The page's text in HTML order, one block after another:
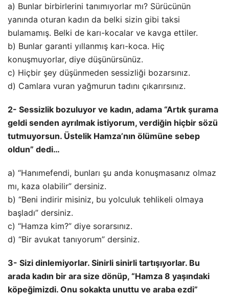
a) Bunlar birbirlerini tanımıyorlar mı? Sürücünün
yanında oturan kadın da belki sizin gibi taksi
bulamamış. Belki de karı-kocalar ve kavga ettiler.
b) Bunlar garanti yıllanmış karı-koca. Hiç
konuşmuyorlar, diye düşünürsünüz.
c) Hiçbir şey düşünmeden sessizliği bozarsınız.
d) Camlara vuran yağmurun tadını çıkarırsınız.
2- Sessizlik bozuluyor ve kadın, adama “Artık şurama
geldi senden ayrılmak istiyorum, verdiğin hiçbir sözü
tutmuyorsun. Üstelik Hamza’nın ölümüne sebep
oldun” dedi…
a) “Hanımefendi, bunları şu anda konuşmasanız olmaz
mı, kaza olabilir” dersiniz.
b) “Beni indirir misiniz, bu yolculuk tehlikeli olmaya
başladı” dersiniz.
c) “Hamza kim?” diye sorarsınız.
d) “Bir avukat tanıyorum” dersiniz.
3- Sizi dinlemiyorlar. Sinirli sinirli tartışıyorlar. Bu
arada kadın bir ara size dönüp, “Hamza 8 yaşındaki
köpeğimizdi. Onu sokakta unuttu ve araba ezdi”